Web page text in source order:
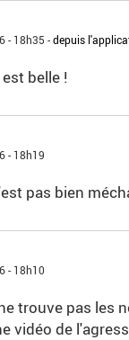
- 18h35 -depuis
est belle !
- 18h19
pas bien
- 18h10
trouve pas les
vidéo de